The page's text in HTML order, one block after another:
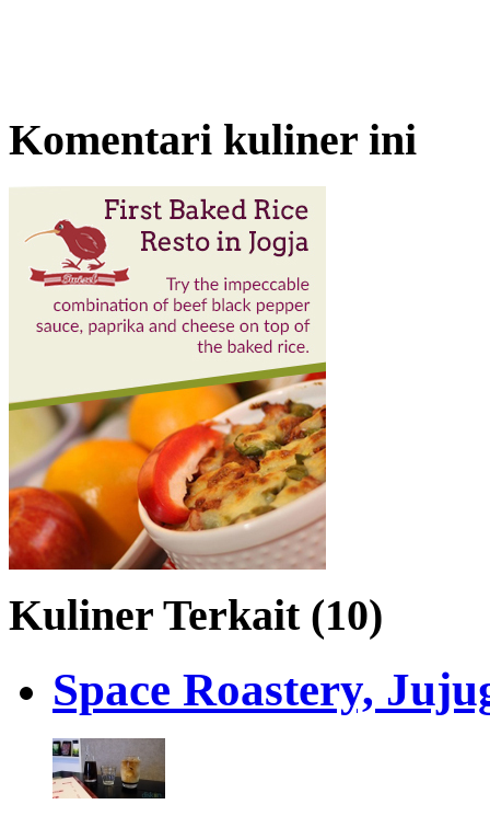
Komentari kuliner ini
Kuliner Terkait (10)
Space Roastery,